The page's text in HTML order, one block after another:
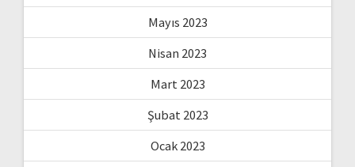
Mayıs 2023
Nisan 2023
Mart 2023
Şubat 2023
Ocak 2023